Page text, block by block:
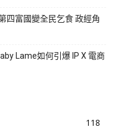
四富國變全民乞食 政經角
Lame如何引爆 IP X 電商
118